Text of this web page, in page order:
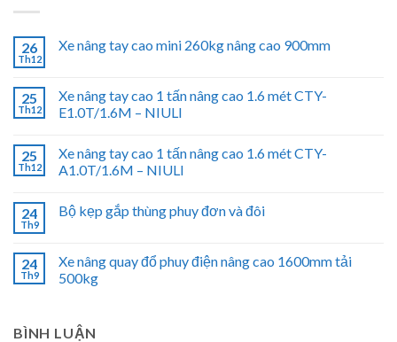
26
Th12
Xe nâng tay cao mini 260kg nâng cao 900mm
25
Th12
Xe nâng tay cao 1 tấn nâng cao 1.6 mét CTY-
E1.0T/1.6M – NIULI
25
Th12
Xe nâng tay cao 1 tấn nâng cao 1.6 mét CTY-
A1.0T/1.6M – NIULI
24
Th9
Bộ kẹp gắp thùng phuy đơn và đôi
24
Th9
Xe nâng quay đổ phuy điện nâng cao 1600mm tải
500kg
BÌNH LUẬN